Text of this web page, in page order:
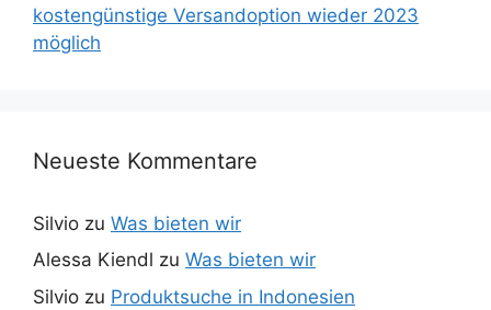
kostengünstige Versandoption wieder 2023
möglich
Neueste Kommentare
Silvio zu Was bieten wir
Alessa Kiendl zu Was bieten wir
Silvio zu Produktsuche in Indonesien